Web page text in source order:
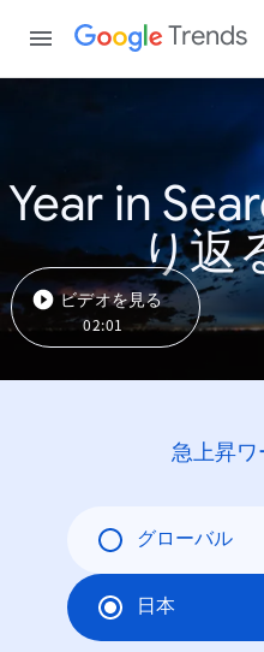
Trends
Year in
り返
ビデオを見る
02:01
急上昇ワ
グローバル
日本